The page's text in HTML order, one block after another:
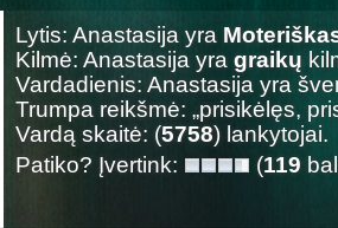
Lytis: Anastasija yra
Kilmė: Anastasija yra graikų
Vardadienis: Anastasija yra
Trumpa reikšmė: „prisikėlęs,
Vardą skaitė: (5758) lankytojai.
Patiko? Įvertink:
(119